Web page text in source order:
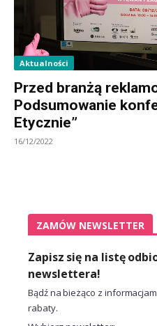
Aktualności
Przed branżą
Podsumowanie
Etycznie”
16/12/2022
ZAMÓW NEWSLETTER
Zapisz się na listę
newslettera!
Bądź na bieżąco z
rabaty.